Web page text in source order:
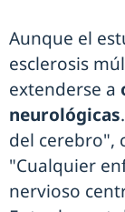
Aunque el
esclerosis
extenderse a
neurológicas
del cerebro",
"Cualquier
nervioso